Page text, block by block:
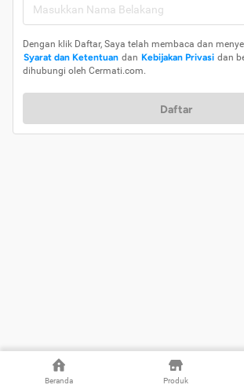
Beranda Produk
Dengan klik Daftar, Saya telah membaca dan
Syarat dan Ketentuan dan Kebijakan Privasi dan
dihubungi oleh Cermati.com.
Daftar